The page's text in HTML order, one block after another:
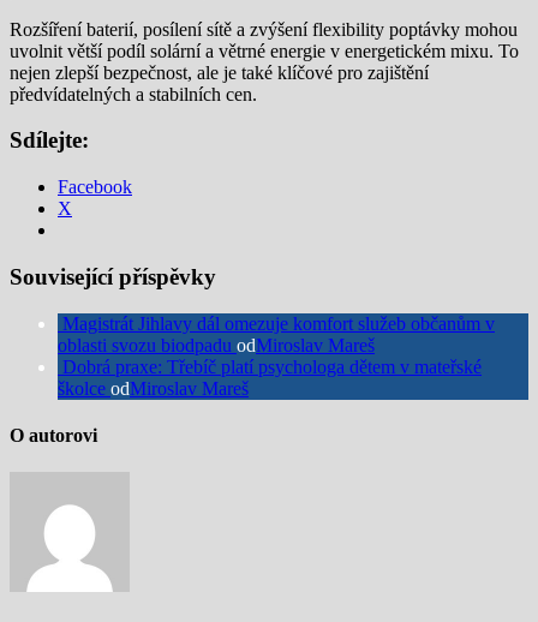
Rozšíření baterií, posílení sítě a zvýšení flexibility poptávky mohou
uvolnit větší podíl solární a větrné energie v energetickém mixu. To
nejen zlepší bezpečnost, ale je také klíčové pro zajištění
předvídatelných a stabilních cen.
Sdílejte:
Facebook
X
Související příspěvky
Magistrát Jihlavy dál omezuje komfort služeb občanům v
oblasti svozu biodpadu odMiroslav Mareš
Dobrá praxe: Třebíč platí psychologa dětem v mateřské
školce odMiroslav Mareš
O autorovi